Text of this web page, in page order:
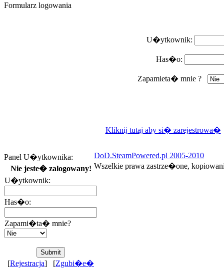
Formularz logowania
U�ytkownik:
Has�o:
Zapamieta� mnie ?
Kliknij tutaj aby si� zarejestrowa�
Panel U�ytkownika:
Nie jeste� zalogowany!
U�ytkownik:
Has�o:
Zapami�ta� mnie?
[Rejestracja] [Zgubi�e�
DoD.SteamPowered.pl 2005-2010
Wszelkie prawa zastrze�one,